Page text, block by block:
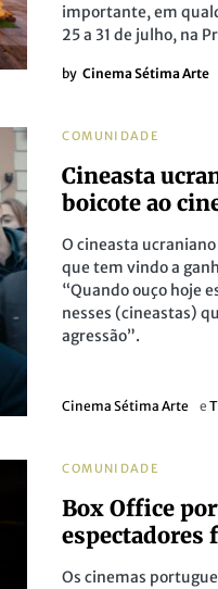
importante, em
25 a 31 de julho, na
by Cinema Sétima Arte
COMUNIDADE
Cineasta
boicote ao
O cineasta
que tem vindo a
“Quando ouço hoje
nesses (cineastas)
agressão”.
Cinema Sétima Arte e
COMUNIDADE
Box Office
espectadores
Os cinemas